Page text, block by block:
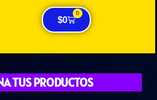
$0
0
TUS PRODUCTOS